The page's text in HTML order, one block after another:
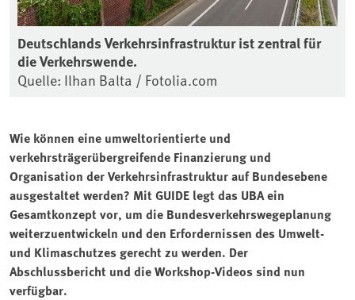
Deutschlands Verkehrsinfrastruktur ist zentral für
die Verkehrswende.
Quelle: Ilhan Balta / Fotolia.com
Wie können eine umweltorientierte und
verkehrsträgerübergreifende Finanzierung und
Organisation der Verkehrsinfrastruktur auf Bundesebene
ausgestaltet werden? Mit GUIDE legt das UBA ein
Gesamtkonzept vor, um die Bundesverkehrswegeplanung
weiterzuentwickeln und den Erfordernissen des Umwelt-
und Klimaschutzes gerecht zu werden. Der
Abschlussbericht und die Workshop-Videos sind nun
verfügbar.